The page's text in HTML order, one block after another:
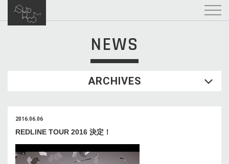
NEWS
ARCHIVES
2016.06.06
REDLINE TOUR 2016 決定！